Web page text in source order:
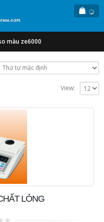
màu ze6000
View:
LỎNG